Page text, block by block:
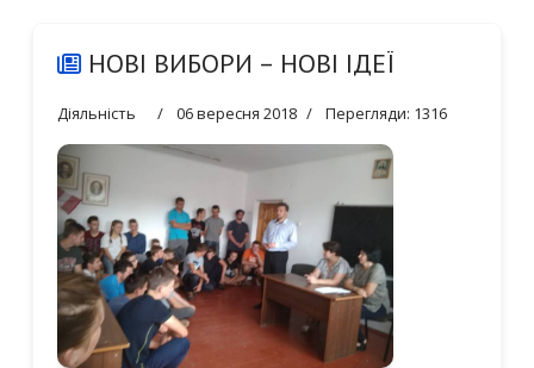
НОВІ ВИБОРИ – НОВІ ІДЕЇ
Діяльність 06 вересня 2018 Перегляди: 1316